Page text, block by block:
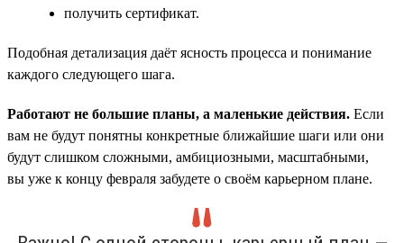
получить сертификат.
Подобная детализация даёт ясность процесса и понимание
каждого следующего шага.
Работают не большие планы, а маленькие действия. Если
вам не будут понятны конкретные ближайшие шаги или они
будут слишком сложными, амбициозными, масштабными,
вы уже к концу февраля забудете о своём карьерном плане.